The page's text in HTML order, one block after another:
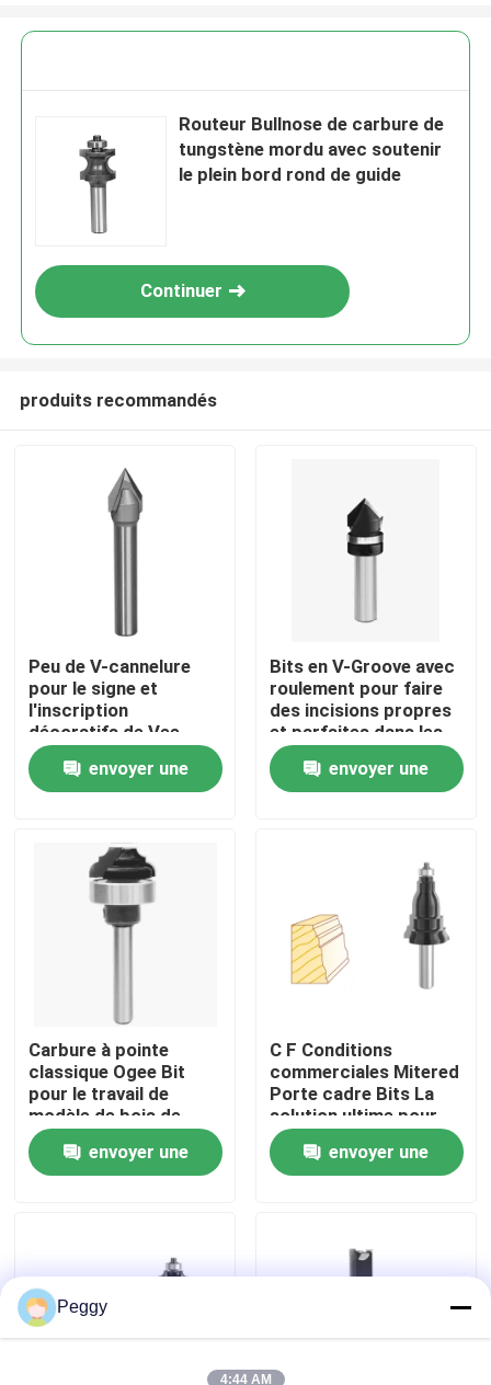
Maison
Au sujet de nous
Contrôle de qualité
Contactez-nous
Demandez une citation
Peu de routeur de profil
Routeur Bullnose de carbure de
tungstène mordu avec soutenir
le plein bord rond de guide
Continuer
produits recommandés
Peu de V-cannelure
pour le signe et
l'inscription
décoratifs de Vee
Grooves And
Chamfering For
envoyer une
Bits en V-Groove avec
roulement pour faire
des incisions propres
et parfaites dans les
panneaux
envoyer une
Carbure à pointe
classique Ogee Bit
pour le travail de
modèle de bois de
roulement supérieur
envoyer une
C F Conditions
commerciales Mitered
Porte cadre Bits La
solution ultime pour
les miroirs cadres
couronnes moulures
des chaises rails et
envoyer une
Peggy
4:44 AM